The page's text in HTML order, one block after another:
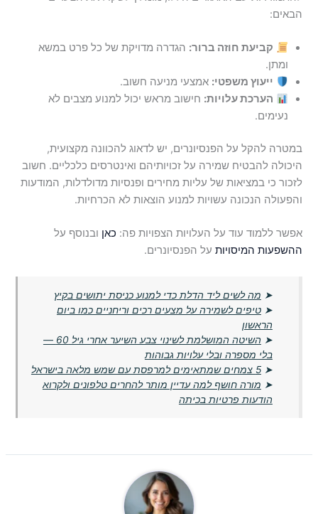
הבאים:
קביעת חוזה ברור: הגדרה מדויקת של כל פרט במשא
ומתן.
ייעוץ משפטי: אמצעי מניעה חשוב.
הערכת עלויות: חישוב מראש יכול למנוע מצבים לא
נעימים.
במטרה להקל על הפנסיונרים, יש לדאוג להכוונה מקצועית,
היכולה להבטיח שמירה על זכויותיהם ואינטרסים כלכליים. חשוב
לזכור כי במציאות של עליות מחירים ופנסיות מדולדלות, המודעות
והפעולה הנכונה עשויות למנוע הוצאות לא הכרחיות.
אפשר ללמוד עוד על העלויות הצפויות פה: כאן ובנוסף על
ההשפעות המיסויות על הפנסיונרים.
➤ מה לשים ליד הדלת כדי למנוע כניסת יתושים בקיץ
➤טיפים לשמירה על מצעים רכים וריחניים כמו ביום
הראשון
➤
השיטה המושלמת לשינוי צבע השיער אחרי גיל 60 —
בלי מספרה ובלי עלויות גבוהות
➤5 צמחים שמתאימים למרפסת עם שמש מלאה בישראל
➤ מורה חושף למה עדיין מותר להחרים טלפונים ולקרוא
הודעות פרטיות בכיתה